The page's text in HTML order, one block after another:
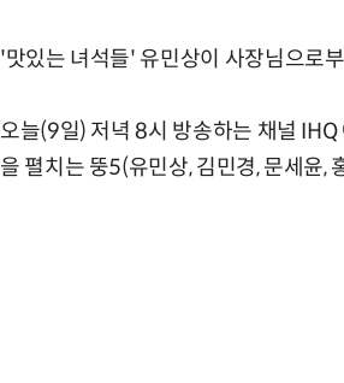
'맛있는 녀석들' 유민상이 사장님으로
오늘(9일) 저녁 8시 방송하는 채널
을 펼치는 뚱5(유민상, 김민경, 문세윤,